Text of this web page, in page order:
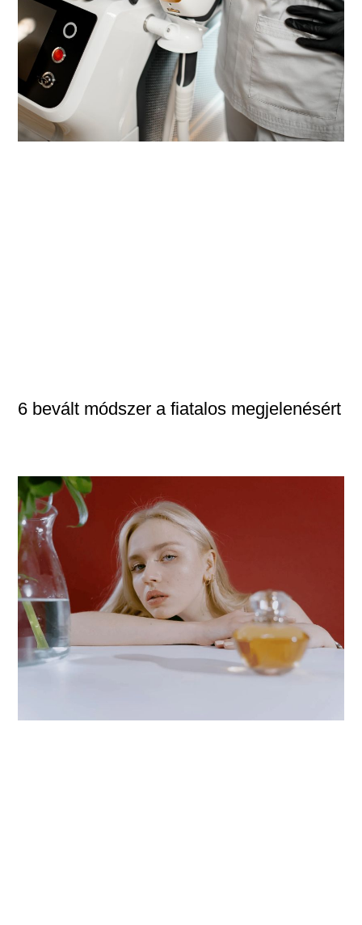
6 bevált módszer a fiatalos megjelenésért